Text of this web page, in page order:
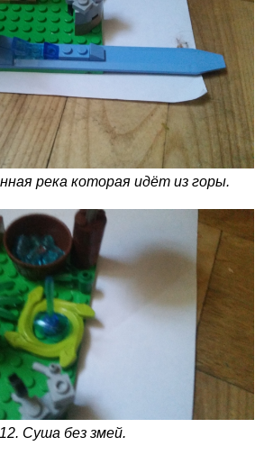
река которая идёт из горы.
12. Суша без змей.